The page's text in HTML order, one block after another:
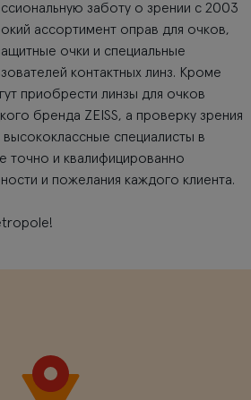
заботу о зрении с 2003
ассортимент оправ для очков,
очки и специальные
контактных линз. Кроме
приобрести линзы для очков
бренда ZEISS, а проверку зрения
специалисты в
точно и квалифицированно
и пожелания каждого клиента.